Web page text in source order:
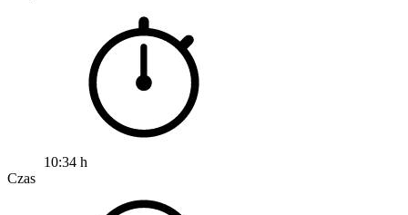
10:34 h
Czas